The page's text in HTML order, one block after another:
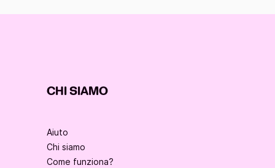
CHI SIAMO
Aiuto
Chi siamo
Come funziona?